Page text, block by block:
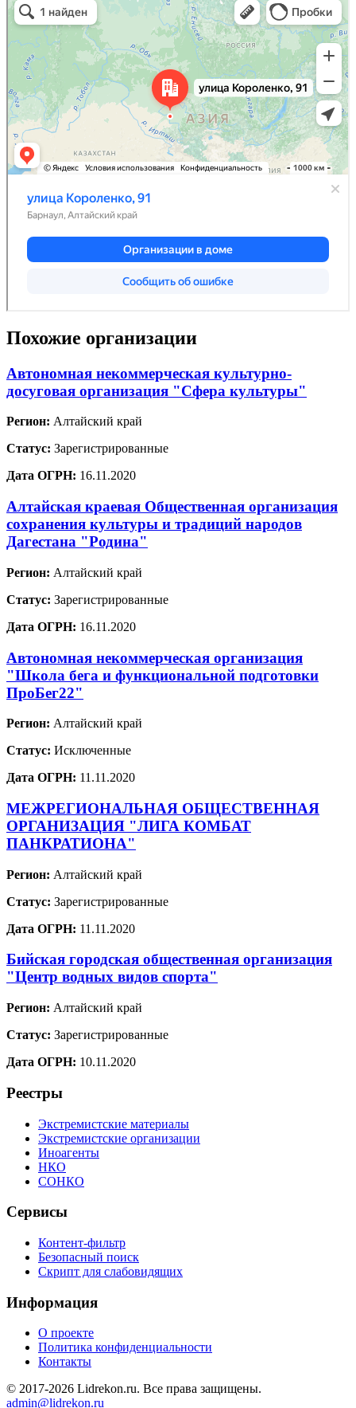
Похожие организации
Автономная некоммерческая культурно-
досуговая организация "Сфера культуры"
Регион: Алтайский край
Статус: Зарегистрированные
Дата ОГРН: 16.11.2020
Алтайская краевая Общественная организация
сохранения культуры и традиций народов
Дагестана "Родина"
Регион: Алтайский край
Статус: Зарегистрированные
Дата ОГРН: 16.11.2020
Автономная некоммерческая организация
"Школа бега и функциональной подготовки
ПроБег22"
Регион: Алтайский край
Статус: Исключенные
Дата ОГРН: 11.11.2020
МЕЖРЕГИОНАЛЬНАЯ ОБЩЕСТВЕННАЯ
ОРГАНИЗАЦИЯ "ЛИГА КОМБАТ
ПАНКРАТИОНА"
Регион: Алтайский край
Статус: Зарегистрированные
Дата ОГРН: 11.11.2020
Бийская городская общественная организация
"Центр водных видов спорта"
Регион: Алтайский край
Статус: Зарегистрированные
Дата ОГРН: 10.11.2020
Реестры
Экстремистские материалы
Экстремистские организации
Иноагенты
НКО
СОНКО
Сервисы
Контент-фильтр
Безопасный поиск
Скрипт для слабовидящих
Информация
О проекте
Политика конфиденциальности
Контакты
© 2017-2026 Lidrekon.ru. Все права защищены.
admin@lidrekon.ru